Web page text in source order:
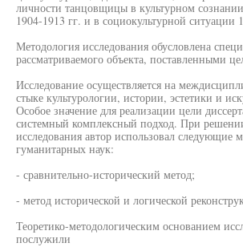
личности танцовщицы в культурном
1904-1913 гг. и в социокультурной ситуации
Методология исследования обусловлена
рассматриваемого объекта, поставленными
Исследование осуществляется на
стыке культурологии, истории, эстетики и
Особое значение для реализации цели
системный комплексный подход. При
исследования автор использовал следующие
гуманитарных наук:
- сравнительно-исторический метод;
- метод исторической и логической
Теоретико-методологическим основанием
послужили